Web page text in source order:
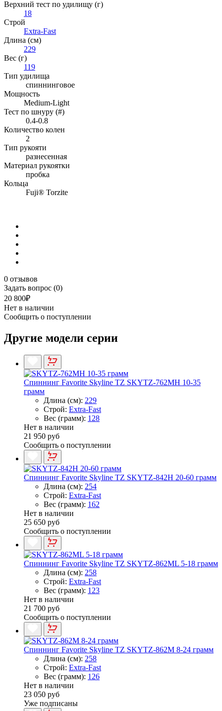
Верхний тест по удилищу (г)
18
Строй
Extra-Fast
Длина (см)
229
Вес (г)
119
Тип удилища
спиннинговое
Мощность
Medium-Light
Тест по шнуру (#)
0.4-0.8
Количество колен
2
Тип рукояти
разнесенная
Материал рукоятки
пробка
Кольца
Fuji® Torzite
0 отзывов
Задать вопрос (0)
20 800₽
Нет в наличии
Сообщить о поступлении
Другие модели серии
Спиннинг Favorite Skyline TZ SKYTZ-762MH 10-35
грамм
Длина (см): 229
Строй: Extra-Fast
Вес (грамм): 128
Нет в наличии
21 950 руб
Сообщить о поступлении
Спиннинг Favorite Skyline TZ SKYTZ-842H 20-60 грамм
Длина (см): 254
Строй: Extra-Fast
Вес (грамм): 162
Нет в наличии
25 650 руб
Сообщить о поступлении
Спиннинг Favorite Skyline TZ SKYTZ-862ML 5-18 грамм
Длина (см): 258
Строй: Extra-Fast
Вес (грамм): 123
Нет в наличии
21 700 руб
Сообщить о поступлении
Спиннинг Favorite Skyline TZ SKYTZ-862M 8-24 грамм
Длина (см): 258
Строй: Extra-Fast
Вес (грамм): 126
Нет в наличии
23 050 руб
Уже подписаны